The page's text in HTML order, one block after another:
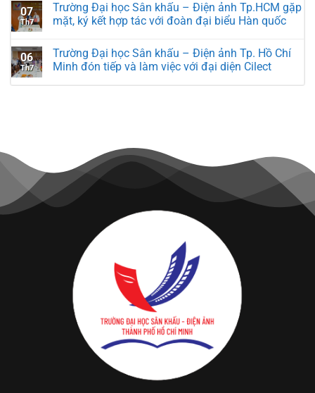
07
Th7
Trường Đại học Sân khấu – Điện ảnh Tp.HCM gặp
mặt, ký kết hợp tác với đoàn đại biểu Hàn quốc
06
Th7
Trường Đại học Sân khấu – Điện ảnh Tp. Hồ Chí
Minh đón tiếp và làm việc với đại diện Cilect